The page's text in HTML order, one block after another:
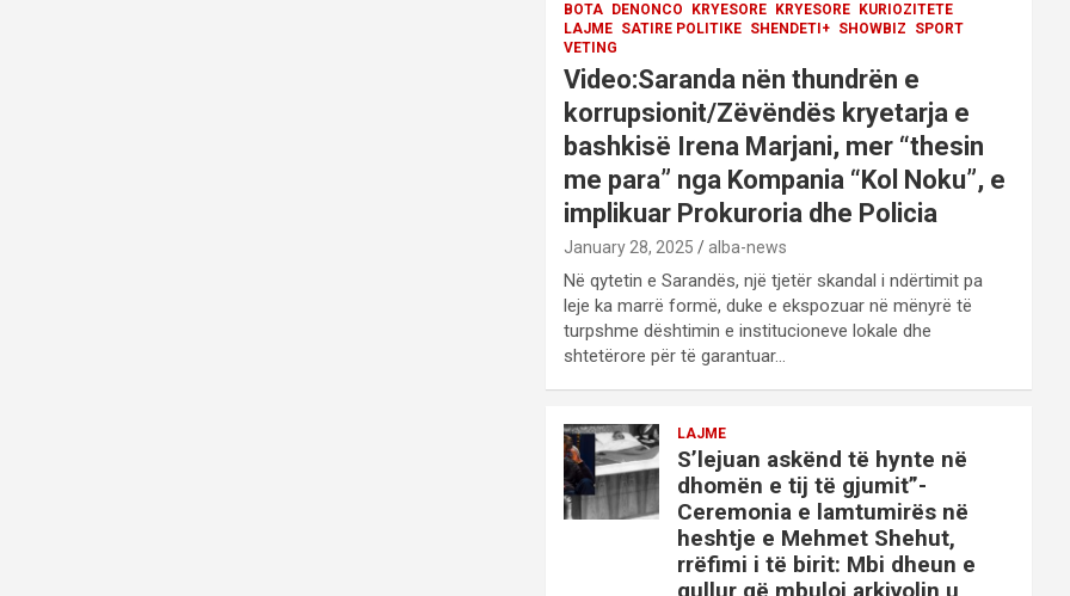
BOTA DENONCO KRYESORE KRYESORE
KURIOZITETE
LAJME SATIRE POLITIKE SHENDETI+ SHOWBIZ
SPORT
VETING
Video:Saranda nën thundrën e
korrupsionit/Zëvëndës kryetarja e
bashkisë Irena Marjani, mer “thesin
me para” nga Kompania “Kol Noku”, e
implikuar Prokuroria dhe Policia
January 28, 2025 alba-news
Në qytetin e Sarandës, një tjetër skandal i ndërtimit pa
leje ka marrë formë, duke e ekspozuar në mënyrë të
turpshme dështimin e institucioneve lokale dhe
shtetërore për të garantuar…
LAJME
S’lejuan askënd të hynte në
dhomën e tij të gjumit”-
Ceremonia e lamtumirës në
heshtje e Mehmet Shehut,
rrëfimi i të birit: Mbi dheun e